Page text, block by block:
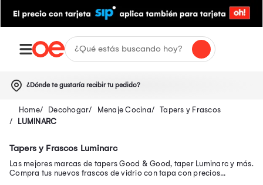
¿Dónde te gustaría recibir tu pedido?
Decohogar Menaje Cocina
Tapers y Frascos
LUMINARC
Tapers y Frascos Luminarc
Las mejores marcas de tapers Good & Good, taper Luminarc y más.
Compra tus nuevos frascos de vidrio con tapa con precios